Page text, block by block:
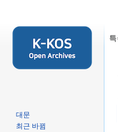
대문
최근 바뀜